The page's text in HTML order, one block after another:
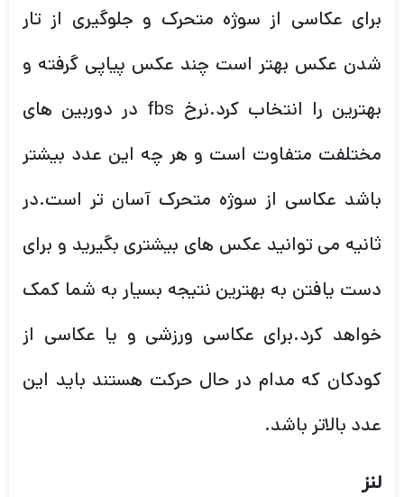
برای عکاسی از سوژه متحرک و جلوگیری از تار
شدن عکس بهتر است چند عکس پیاپی گرفته و
بهترین را انتخاب کرد.نرخ fbs در دوربین های
مختلفت متفاوت است و هر چه این عدد بیشتر
باشد عکاسی از سوژه متحرک آسان تر است.در
ثانیه می توانید عکس های بیشتری بگیرید و برای
دست یافتن به بهترین نتیجه بسیار به شما کمک
خواهد کرد.برای عکاسی ورزشی و یا عکاسی از
کودکان که مدام در حال حرکت هستند باید این
عدد بالاتر باشد.
لنز